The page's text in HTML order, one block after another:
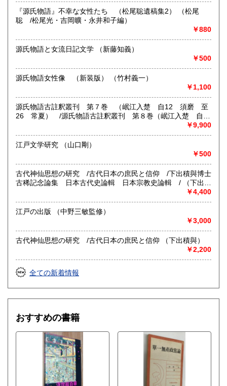
営業時間：10:00-18:00
定休日：日曜・祝日
書籍の買取について
取り扱い分野
『源氏物語』不幸な女性たち （松尾聡遺稿集2） （松尾
聡 /松尾光・吉岡曠・永井和子編）
￥880
源氏物語と女流日記文学 （新藤知義）
￥500
源氏物語女性像 （新装版） （竹村義一）
￥1,100
源氏物語古註釈叢刊 第７巻 （岷江入楚 自12 須磨 至
26 常夏） /源氏物語古註釈叢刊 第８巻（岷江入楚 自
￥9,900
江戸文学研究 （山口剛）
￥500
古代神仙思想の研究 /古代日本の庶民と信仰 /下出積與博士
古稀記念論集 日本古代史論輯 日本宗教史論輯 / （下出積
￥4,400
江戸の出版 （中野三敏監修）
￥3,000
古代神仙思想の研究 /古代日本の庶民と信仰 （下出積與）
￥2,200
全ての新着情報
おすすめの書籍